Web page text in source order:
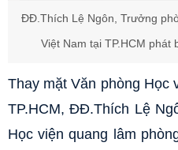
ĐĐ.Thích Lệ Ngôn, Trưởng
Việt Nam tại TP.HCM phát
Thay mặt Văn phòng Học
TP.HCM, ĐĐ.Thích Lệ
Học viện quang lâm